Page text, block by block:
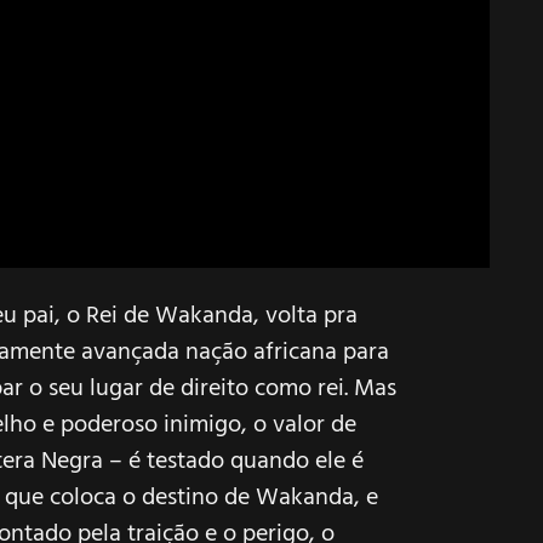
pai, o Rei de Wakanda, volta pra
avançada nação africana para
o seu lugar de direito como rei. Mas
e poderoso inimigo, o valor de
Negra – é testado quando ele é
coloca o destino de Wakanda, e
pela traição e o perigo, o